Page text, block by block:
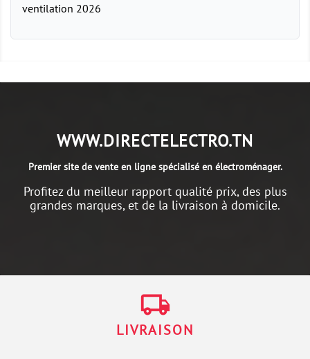
ventilation 2026
WWW.DIRECTELECTRO.TN
Premier site de vente en ligne spécialisé en électroménager.
Profitez du meilleur rapport qualité prix, des plus
grandes marques, et de la livraison à domicile.
local_shipping
LIVRAISON